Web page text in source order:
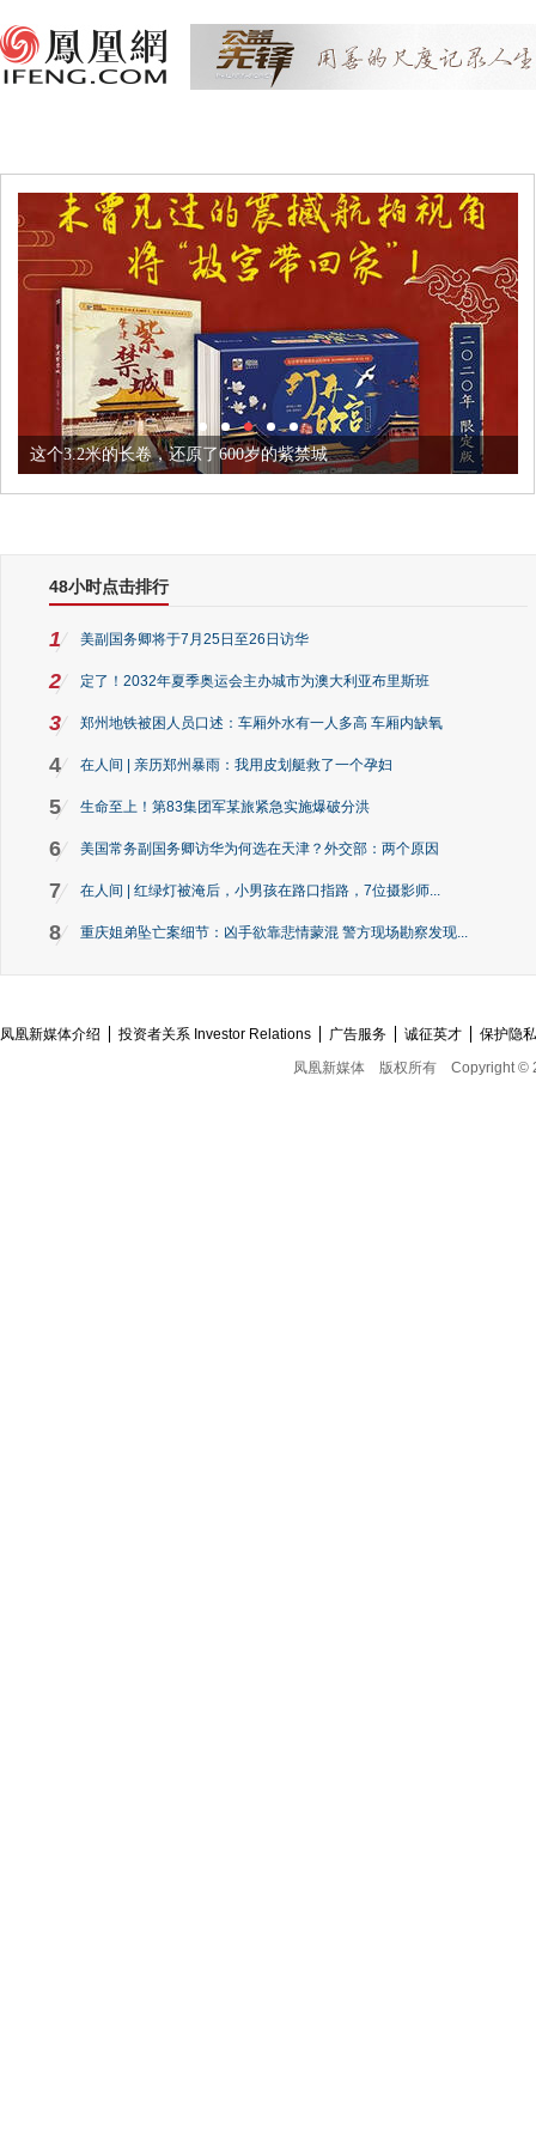
这个3.2米的长卷，还原了600岁的紫禁城
48小时点击排行
1 美副国务卿将于7月25日至26日访华
2 定了！2032年夏季奥运会主办城市为澳大利亚布里斯班
3 郑州地铁被困人员口述：车厢外水有一人多高 车厢内缺氧
4 在人间 | 亲历郑州暴雨：我用皮划艇救了一个孕妇
5 生命至上！第83集团军某旅紧急实施爆破分洪
6 美国常务副国务卿访华为何选在天津？外交部：两个原因
7 在人间 | 红绿灯被淹后，小男孩在路口指路，7位摄影师...
8 重庆姐弟坠亡案细节：凶手欲靠悲情蒙混 警方现场勘察发现...
凤凰新媒体介绍 投资者关系 Investor Relations 广告服务 诚征英才
保护隐
凤凰新媒体
版权所有 Copyright ©